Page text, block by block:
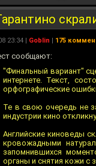
23:34 | Goblin | 175
сообщают:
"Финальный вариант"
интернете. Текст,
орфографические
Те в свою очередь не
индустрии кино
Английские киноведы
кровожадными
запомнившихся
органы и снятия кожи с